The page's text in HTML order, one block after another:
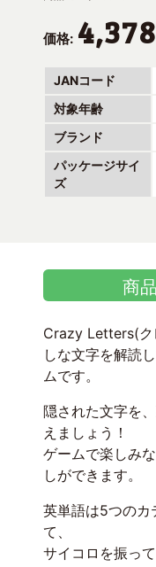
価格: 4,378
JANコード
対象年齢
ブランド
パッケージサイ
ズ
商
Crazy Letters(ク
しな文字を解読
ムです。
隠された文字を
えましょう！
ゲームで楽しみ
しができます。
英単語は5つのカ
て、
サイコロを振っ